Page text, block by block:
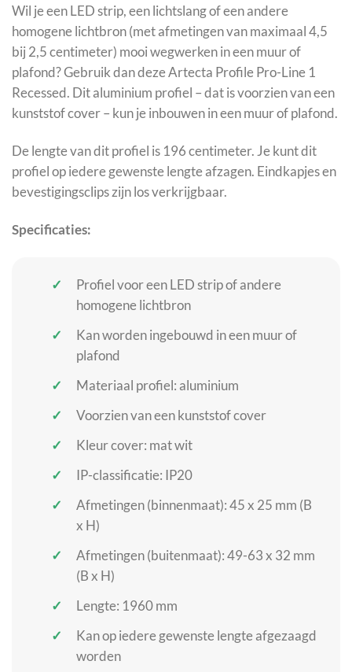
Wil je een LED strip, een lichtslang of een andere
homogene lichtbron (met afmetingen van maximaal 4,5
bij 2,5 centimeter) mooi wegwerken in een muur of
plafond? Gebruik dan deze Artecta Profile Pro-Line 1
Recessed. Dit aluminium profiel – dat is voorzien van een
kunststof cover – kun je inbouwen in een muur of plafond.
De lengte van dit profiel is 196 centimeter. Je kunt dit
profiel op iedere gewenste lengte afzagen. Eindkapjes en
bevestigingsclips zijn los verkrijgbaar.
Specificaties:
Profiel voor een LED strip of andere
homogene lichtbron
Kan worden ingebouwd in een muur of
plafond
Materiaal profiel: aluminium
Voorzien van een kunststof cover
Kleur cover: mat wit
IP-classificatie: IP20
Afmetingen (binnenmaat): 45 x 25 mm (B
x H)
Afmetingen (buitenmaat): 49-63 x 32 mm
(B x H)
Lengte: 1960 mm
Kan op iedere gewenste lengte afgezaagd
worden